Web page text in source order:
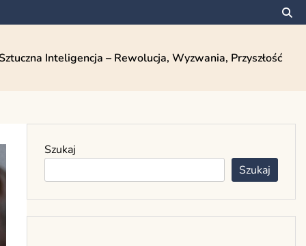
Inteligencja – Rewolucja, Wyzwania, Przyszłość
Szukaj
Szukaj